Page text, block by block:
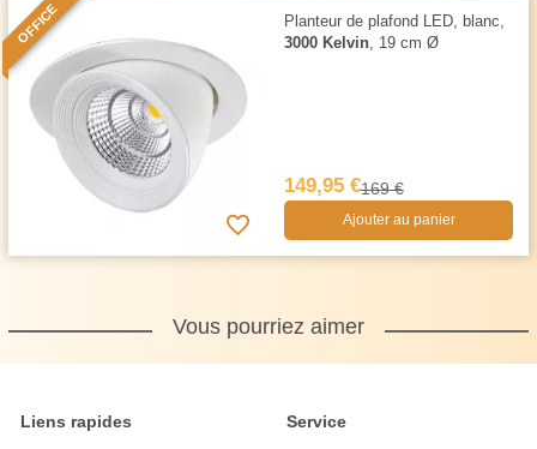
OFFICE
Planteur de plafond LED, blanc,
3000 Kelvin, 19 cm Ø
149,95 €169 €
Ajouter au panier
Vous pourriez aimer
Liens rapides Service